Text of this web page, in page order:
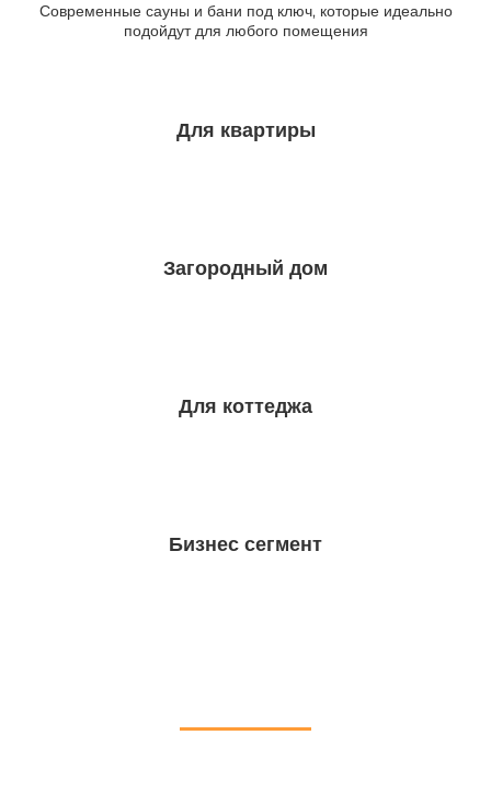
Современные сауны и бани под ключ, которые идеально
подойдут для любого помещения
Для квартиры
Загородный дом
Для коттеджа
Бизнес сегмент